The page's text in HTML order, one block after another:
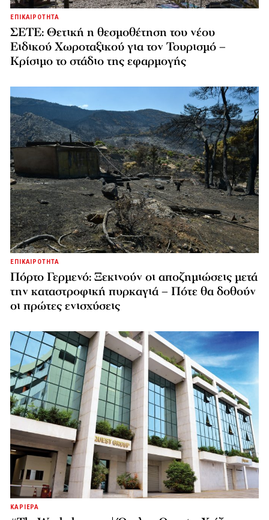
ΕΠΙΚΑΙΡΟΤΗΤΑ
ΣΕΤΕ: Θετική η θεσμοθέτηση του νέου
Ειδικού Χωροταξικού για τον Τουρισμό –
Κρίσιμο το στάδιο της εφαρμογής
ΕΠΙΚΑΙΡΟΤΗΤΑ
Πόρτο Γερμενό: Ξεκινούν οι αποζημιώσεις μετά
την καταστροφική πυρκαγιά – Πότε θα δοθούν
οι πρώτες ενισχύσεις
ΚΑΡΙΕΡΑ